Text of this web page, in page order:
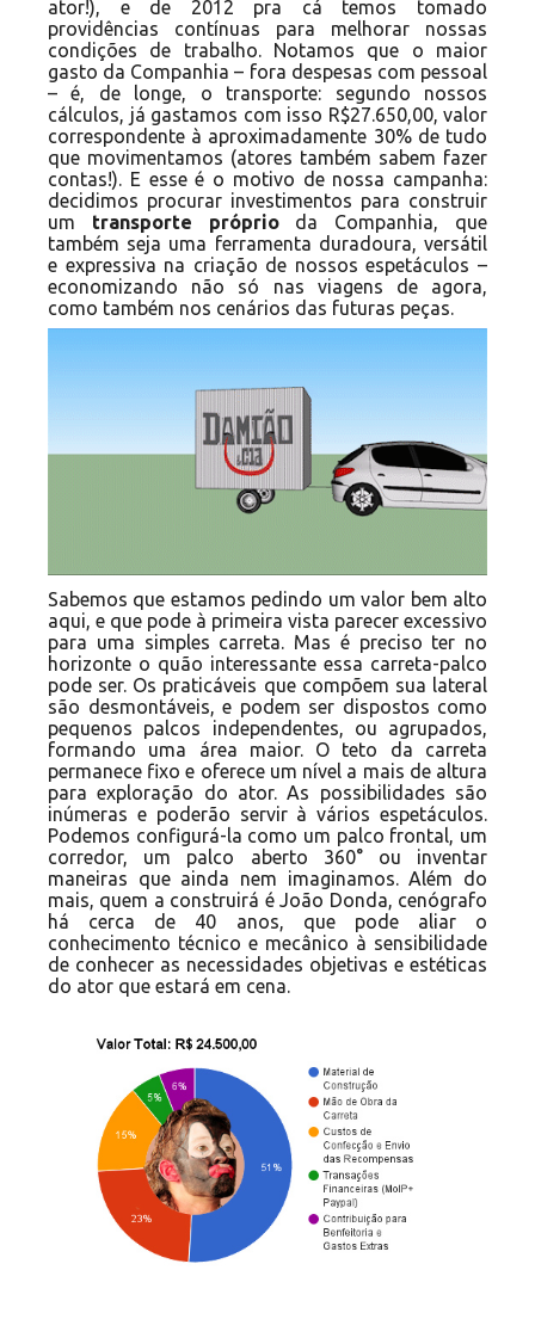
ator!), e de 2012 pra cá temos tomado
providências contínuas para melhorar nossas
condições de trabalho. Notamos que o maior
gasto da Companhia – fora despesas com pessoal
– é, de longe, o transporte: segundo nossos
cálculos, já gastamos com isso R$27.650,00, valor
correspondente à aproximadamente 30% de tudo
que movimentamos (atores também sabem fazer
contas!). E esse é o motivo de nossa campanha:
decidimos procurar investimentos para construir
um transporte próprio da Companhia, que
também seja uma ferramenta duradoura, versátil
e expressiva na criação de nossos espetáculos –
economizando não só nas viagens de agora,
como também nos cenários das futuras peças.
Sabemos que estamos pedindo um valor bem alto
aqui, e que pode à primeira vista parecer excessivo
para uma simples carreta. Mas é preciso ter no
horizonte o quão interessante essa carreta-palco
pode ser. Os praticáveis que compõem sua lateral
são desmontáveis, e podem ser dispostos como
pequenos palcos independentes, ou agrupados,
formando uma área maior. O teto da carreta
permanece fixo e oferece um nível a mais de altura
para exploração do ator. As possibilidades são
inúmeras e poderão servir à vários espetáculos.
Podemos configurá-la como um palco frontal, um
corredor, um palco aberto 360° ou inventar
maneiras que ainda nem imaginamos. Além do
mais, quem a construirá é João Donda, cenógrafo
há cerca de 40 anos, que pode aliar o
conhecimento técnico e mecânico à sensibilidade
de conhecer as necessidades objetivas e estéticas
do ator que estará em cena.